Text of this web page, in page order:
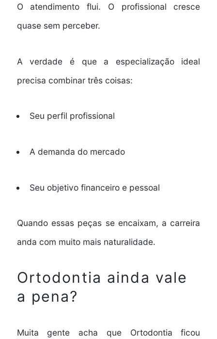
O atendimento flui. O profissional cresce
quase sem perceber.
A verdade é que a especialização ideal
precisa combinar três coisas:
Seu perfil profissional
A demanda do mercado
Seu objetivo financeiro e pessoal
Quando essas peças se encaixam, a carreira
anda com muito mais naturalidade.
Ortodontia ainda vale
a pena?
Muita gente acha que Ortodontia ficou